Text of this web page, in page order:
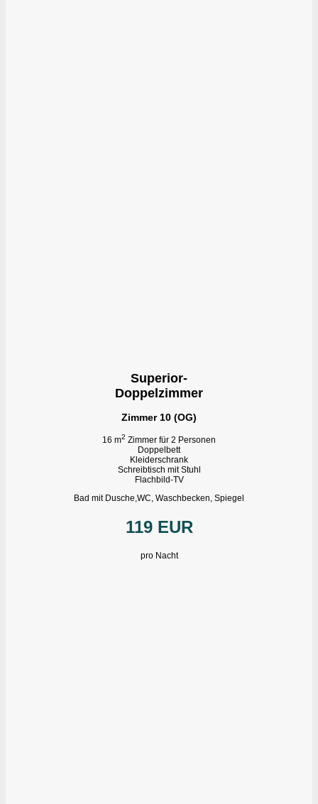
Superior-
Doppelzimmer
Zimmer 10 (OG)
16 m2 Zimmer für 2 Personen
Doppelbett
Kleiderschrank
Schreibtisch mit Stuhl
Flachbild-TV
Bad mit Dusche,WC, Waschbecken, Spiegel
119 EUR
pro Nacht